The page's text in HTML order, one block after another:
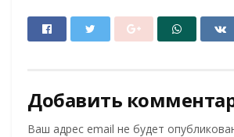
Добавить
Ваш адрес email не будет